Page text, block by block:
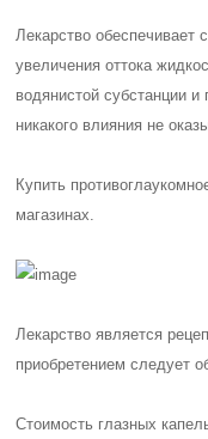
Лекарство обеспечивает
увеличения оттока
водянистой субстанции
никакого влияния не
Купить
магазинах.
Лекарство является
приобретением следует
Стоимость глазных